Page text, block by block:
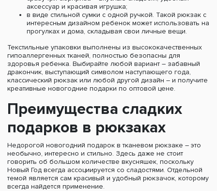
аксессуар и красивая игрушка;
в виде стильной сумки с одной ручкой. Такой рюкзак с
интересным дизайном ребенок может использовать на
прогулках и дома, складывая свои личные вещи.
Текстильные упаковки выполнены из высококачественных
гипоаллергенных тканей, полностью безопасны для
здоровья ребенка. Выбирайте любой вариант – забавный
дракончик, выступающий символом наступающего года,
классический рюкзак или любой другой дизайн – и получите
креативные новогодние подарки по оптовой цене.
Преимущества сладких
подарков в рюкзаках
Недорогой новогодний подарок в тканевом рюкзаке – это
необычно, интересно и стильно. Здесь даже не стоит
говорить об большом количестве вкусняшек, поскольку
Новый Год всегда ассоциируется со сладостями. Отдельной
темой является сам красивый и удобный рюкзачок, которому
всегда найдется применение.